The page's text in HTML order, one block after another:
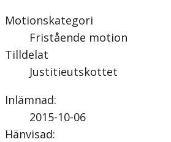
Motionskategori
Fristående motion
Tilldelat
Justitieutskottet
Inlämnad:
2015-10-06
Hänvisad: